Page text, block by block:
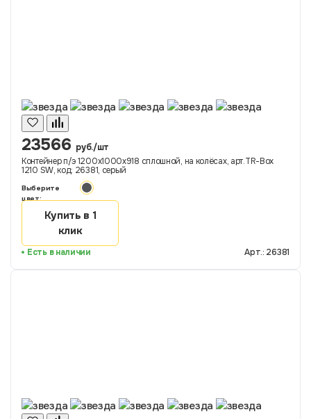
23566 руб./шт
Контейнер п/э 1200х1000х918 сплошной, на колёсах, арт.TR-Box
1210 SW, код: 26381, серый
Выберите
цвет:
Купить в 1
клик
Есть в наличии Арт.: 26381